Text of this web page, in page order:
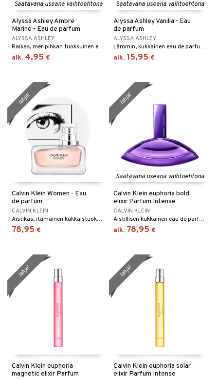
Saatavana useana vaihtoehtona
Alyssa Ashley Ambre
Marine - Eau de parfum
ALYSSA ASHLEY
Raikas, meripihkan tuoksuinen eau de parfum Alyssa Ashleyltä
alk. 4,95 €
Saatavana useana vaihtoehtona
Alyssa Ashley Vanilla - Eau
de parfum
ALYSSA ASHLEY
Lämmin, kukkainen eau de parfum, jossa on vaniljaa, Alyssa Ashleyltä.
alk. 15,95 €
Calvin Klein Women - Eau
de parfum
CALVIN KLEIN
Aistikas, itämainen kukkaistuoksuinen eau de parfum - Calvin Klein
78,95 €
lahja!
Saatavana useana vaihtoehtona
Calvin Klein euphoria bold
elixir Parfum Intense
CALVIN KLEIN
Aistillisen kukkainen eau de parfum Calvin Kleinilta.
alk. 78,95 €
lahja!
Calvin Klein euphoria
magnetic elixir Parfum
lahja!
Calvin Klein euphoria solar
elixir Parfum Intense
lahja!